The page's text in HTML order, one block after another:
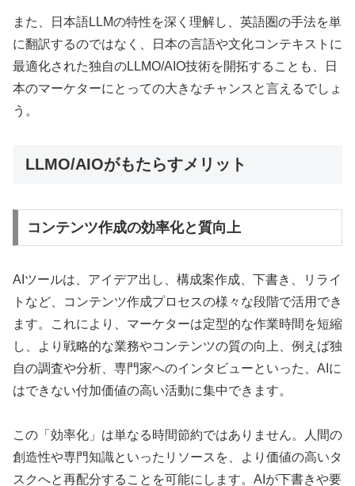
また、日本語LLMの特性を深く理解し、英語圏の手法を単
に翻訳するのではなく、日本の言語や文化コンテキストに
最適化された独自のLLMO/AIO技術を開拓することも、日
本のマーケターにとっての大きなチャンスと言えるでしょ
う。
LLMO/AIOがもたらすメリット
コンテンツ作成の効率化と質向上
AIツールは、アイデア出し、構成案作成、下書き、リライ
トなど、コンテンツ作成プロセスの様々な段階で活用でき
ます。これにより、マーケターは定型的な作業時間を短縮
し、より戦略的な業務やコンテンツの質の向上、例えば独
自の調査や分析、専門家へのインタビューといった、AIに
はできない付加価値の高い活動に集中できます。
この「効率化」は単なる時間節約ではありません。人間の
創造性や専門知識といったリソースを、より価値の高いタ
スクへと再配分することを可能にします。AIが下書きや要